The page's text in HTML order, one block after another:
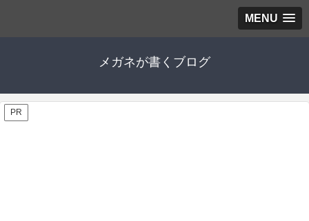
MENU
メガネが書くブログ
PR